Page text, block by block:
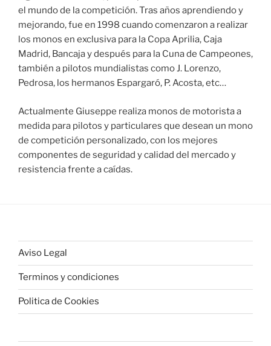
el mundo de la competición. Tras años aprendiendo y
mejorando, fue en 1998 cuando comenzaron a realizar
los monos en exclusiva para la Copa Aprilia, Caja
Madrid, Bancaja y después para la Cuna de Campeones,
también a pilotos mundialistas como J. Lorenzo,
Pedrosa, los hermanos Espargaró, P. Acosta, etc…
Actualmente Giuseppe realiza monos de motorista a
medida para pilotos y particulares que desean un mono
de competición personalizado, con los mejores
componentes de seguridad y calidad del mercado y
resistencia frente a caídas.
Aviso Legal
Terminos y condiciones
Politica de Cookies